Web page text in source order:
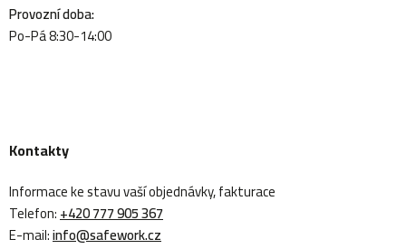
Provozní doba:
Po-Pá 8:30-14:00
Kontakty
Informace ke stavu vaší objednávky, fakturace
Telefon:+420 777 905 367
E-mail:info@safework.cz